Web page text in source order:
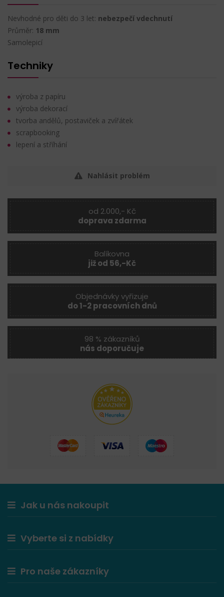
Nevhodné pro děti do 3 let: nebezpečí vdechnutí
Průměr: 18 mm
Samolepicí
Techniky
výroba z papíru
výroba dekorací
tvorba andělů, postaviček a zvířátek
scrapbooking
lepení a stříhání
Nahlásit problém
od 2.000,- Kč
doprava zdarma
Balíkovna
již od 56,-Kč
Objednávky vyřizuje
do 1-2 pracovních dnů
98 % zákazníků
nás doporučuje
Jak u nás nakoupit
Vyberte si z nabídky
Pro naše zákazníky